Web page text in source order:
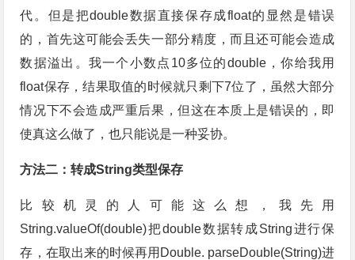
代。但是把double数据直接保存成float的显然是错误
的，首先这可能会丢失一部分精度，而且还可能会造成
数据溢出。我一个小数点10多位的double，你给我用
float保存，结果取值的时候就只剩下7位了，虽然大部分
情况下不会造成严重后果，但这在本质上是错误的，即
使真这么做了，也只能说是一种妥协。
方法二：转成String类型保存
比较机灵的人可能这么想，我先用
String.valueOf(double)把double数据转成String进行保
存，在取出来的时候再用Double. parseDouble(String)进